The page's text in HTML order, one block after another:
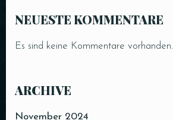
NEUESTE KOMMENTARE
Es sind keine Kommentare vorhanden.
ARCHIVE
November 2024